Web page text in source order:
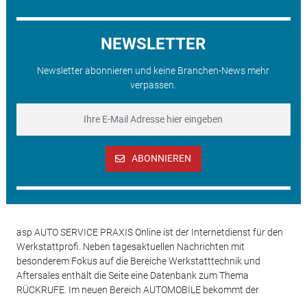
NEWSLETTER
Newsletter abonnieren und keine Branchen-News mehr
verpassen.
ABONNIEREN
asp AUTO SERVICE PRAXIS Online ist der Internetdienst für den
Werkstattprofi. Neben tagesaktuellen Nachrichten mit
besonderem Fokus auf die Bereiche Werkstatttechnik und
Aftersales enthält die Seite eine Datenbank zum Thema
RÜCKRUFE. Im neuen Bereich AUTOMOBILE bekommt der